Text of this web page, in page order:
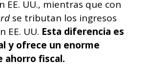
EE. UU., mientras que con
se tributan los ingresos
EE. UU. Esta diferencia es
y ofrece un enorme
ahorro fiscal.